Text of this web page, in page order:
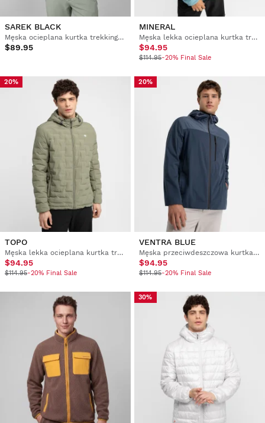
SAREK BLACK
Męska ocieplana kurtka trekkingowa bomberka
$89.95
MINERAL
Męska lekka ocieplana kurtka trekkingowa
$94.95
$114.95-20% Final Sale
20%
TOPO
Męska lekka ocieplana kurtka trekkingowa
$94.95
$114.95-20% Final Sale
20%
VENTRA BLUE
Męska przeciwdeszczowa kurtka trekkingowa
$94.95
$114.95-20% Final Sale
30%